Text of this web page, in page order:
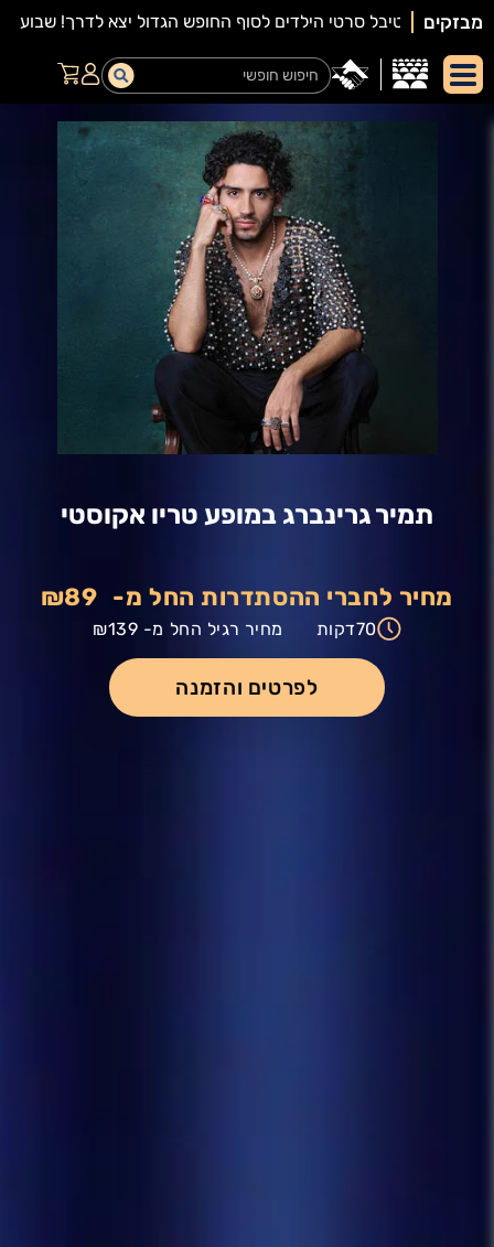
מבזקים
תיאור
המופע:
תמיר גרינברג במופע טריו אקוסטי
מחיר לחברי ההסתדרות החל מ- ₪89
מחיר רגיל החל מ- ₪139 70דקות
לפרטים והזמנה